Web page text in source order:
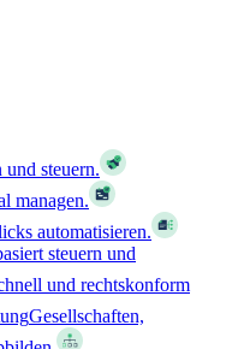
und steuern.
managen.
automatisieren.
steuern und
und rechtskonform
Gesellschaften,